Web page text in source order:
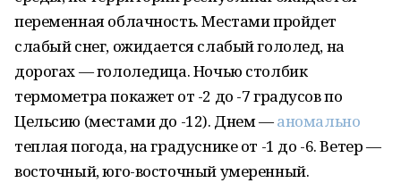
переменная облачность. Местами пройдет
слабый снег, ожидается слабый гололед, на
дорогах — гололедица. Ночью столбик
термометра покажет от -2 до -7 градусов по
Цельсию (местами до -12). Днем —аномально
теплая погода, на градуснике от -1 до -6. Ветер —
восточный, юго-восточный умеренный.